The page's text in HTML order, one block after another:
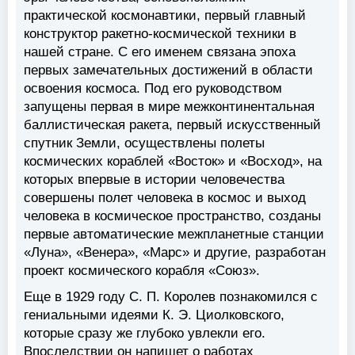
практической космонавтики, первый главный
конструктор ракетно-космической техники в
нашей стране. С его именем связана эпоха
первых замечательных достижений в области
освоения космоса. Под его руководством
запущены первая в мире межконтинентальная
баллистическая ракета, первый искусственный
спутник Земли, осуществлены полеты
космических кораблей «Восток» и «Восход», на
которых впервые в истории человечества
совершены полет человека в космос и выход
человека в космическое пространство, созданы
первые автоматические межпланетные станции
«Луна», «Венера», «Марс» и другие, разработан
проект космического корабля «Союз».
Еще в 1929 году С. П. Королев познакомился с
гениальными идеями К. Э. Циолковского,
которые сразу же глубоко увлекли его.
Впоследствии он напишет о работах